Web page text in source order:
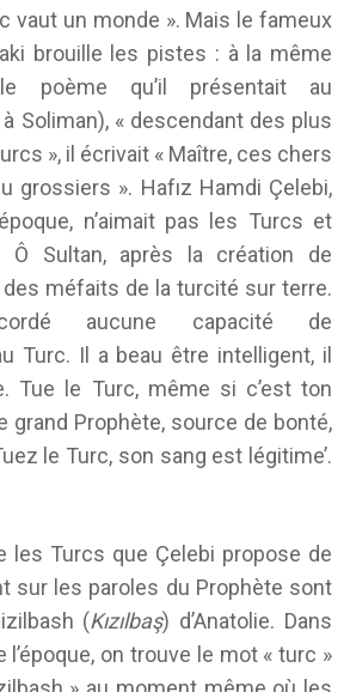
vaut un monde ». Mais le fameux
brouille les pistes : à la même
poème qu’il présentait au
Soliman), « descendant des plus
», il écrivait « Maître, ces chers
grossiers ». Hafız Hamdi Çelebi,
n’aimait pas les Turcs et
Ô Sultan, après la création de
des méfaits de la turcité sur terre.
aucune capacité de
Turc. Il a beau être intelligent, il
Tue le Turc, même si c’est ton
grand Prophète, source de bonté,
le Turc, son sang est légitime’.
les Turcs que Çelebi propose de
sur les paroles du Prophète sont
(Kızılbaş) d’Anatolie. Dans
l’époque, on trouve le mot « turc »